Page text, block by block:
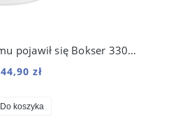
Kubek Zanim w domu pojawił się Bokser 330 ml
44,90 zł
Do koszyka